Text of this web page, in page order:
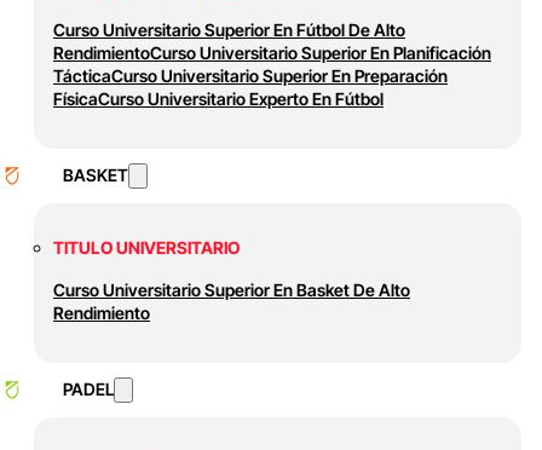
Curso Universitario Superior En Fútbol De Alto
RendimientoCurso Universitario Superior En Planificación
TácticaCurso Universitario Superior En Preparación
FísicaCurso Universitario Experto En Fútbol
BASKET
TITULO UNIVERSITARIO
Curso Universitario Superior En Basket De Alto
Rendimiento
PADEL